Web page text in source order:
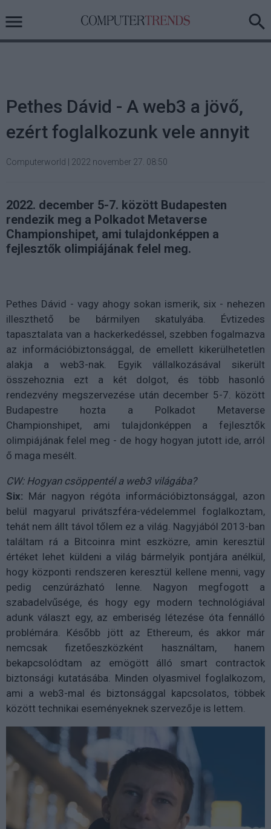
Pethes Dávid - A web3 a jövő,
ezért foglalkozunk vele annyit
Computerworld 2022 november 27. 08:50
2022. december 5-7. között Budapesten
rendezik meg a Polkadot Metaverse
Championshipet, ami tulajdonképpen a
fejlesztők olimpiájának felel meg.
Pethes Dávid - vagy ahogy sokan ismerik, six - nehezen
illeszthető be bármilyen skatulyába. Évtizedes
tapasztalata van a hackerkedéssel, szebben fogalmazva
az információbiztonsággal, de emellett kikerülhetetlen
alakja a web3-nak. Egyik vállalkozásával sikerült
összehoznia ezt a két dolgot, és több hasonló
rendezvény megszervezése után december 5-7. között
Budapestre hozta a Polkadot Metaverse
Championshipet, ami tulajdonképpen a fejlesztők
olimpiájának felel meg - de hogy hogyan jutott ide, arról
ő maga mesélt.
CW: Hogyan csöppentél a web3 világába?
Six: Már nagyon régóta információbiztonsággal, azon
belül magyarul privátszféra-védelemmel foglalkoztam,
tehát nem állt távol tőlem ez a világ. Nagyjából 2013-ban
találtam rá a Bitcoinra mint eszközre, amin keresztül
értéket lehet küldeni a világ bármelyik pontjára anélkül,
hogy központi rendszeren keresztül kellene menni, vagy
pedig cenzúrázható lenne. Nagyon megfogott a
szabadelvűsége, és hogy egy modern technológiával
adunk választ egy, az emberiség létezése óta fennálló
problémára. Később jött az Ethereum, és akkor már
nemcsak fizetőeszközként használtam, hanem
bekapcsolódtam az emögött álló smart contractok
biztonsági kutatásába. Minden olyasmivel foglalkozom,
ami a web3-mal és biztonsággal kapcsolatos, többek
között technikai eseményeknek szervezője is lettem.